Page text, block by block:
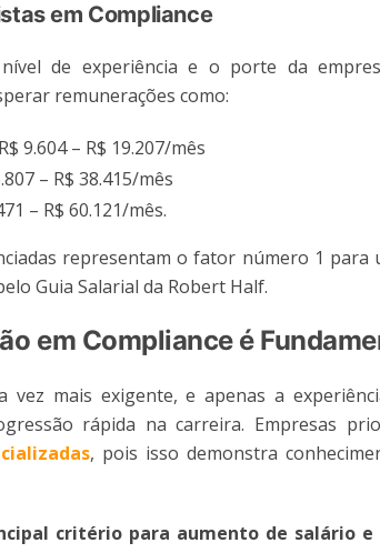
em Compliance
de experiência e o porte da
remunerações como:
9.604 – R$ 19.207/mês
– R$ 38.415/mês
– R$ 60.121/mês​.
representam o fator número 1 para
Guia Salarial da Robert Half​.
em Compliance é
vez mais exigente, e apenas a
rápida na carreira. Empresas
, pois isso demonstra
critério para aumento de salário